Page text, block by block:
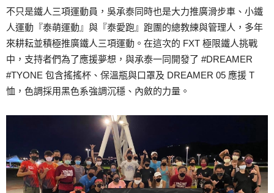
不只是鐵人三項運動員，吳承泰同時也是大力推廣滑步車、小鐵
人運動『泰萌運動』與『泰愛跑』跑團的總教練與管理人，多年
來耕耘並積極推廣鐵人三項運動。在這次的 FXT 極限鐵人挑戰
中，支持者們為了應援夢想，與承泰一同開發了 #DREAMER
#TYONE 包含搖搖杯、保溫瓶與口罩及 DREAMER 05 應援 T
恤，色調採用黑色系強調沉穩、內斂的力量。